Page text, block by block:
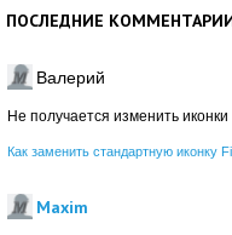
ПОСЛЕДНИЕ
Валерий
Не получается изменить
Как заменить стандартную иконку
Maxim